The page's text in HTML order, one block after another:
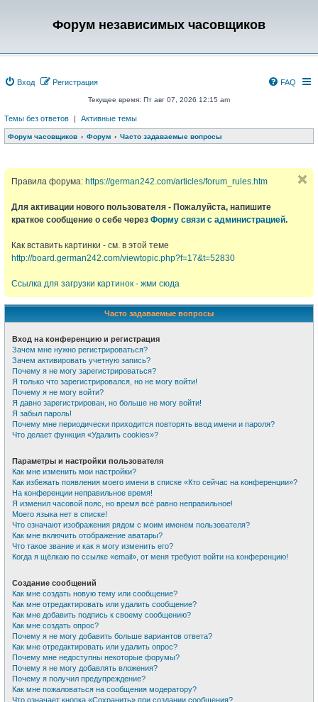
Форум независимых часовщиков
Вход Регистрация FAQ
Текущее время: Пт авг 07, 2026 12:15 am
Темы без ответов | Активные темы
Форум часовщиков Форум Часто задаваемые вопросы
Правила форума: https://german242.com/articles/forum_rules.htm
Для активации нового пользователя - Пожалуйста, напишите
краткое сообщение о себе через Форму связи с администрацией.
Как вставить картинки - см. в этой теме
http://board.german242.com/viewtopic.php?f=17&t=52830
Ссылка для загрузки картинок - жми сюда
Часто задаваемые вопросы
Вход на конференцию и регистрация
Зачем мне нужно регистрироваться?
Зачем активировать учетную запись?
Почему я не могу зарегистрироваться?
Я только что зарегистрировался, но не могу войти!
Почему я не могу войти?
Я давно зарегистрирован, но больше не могу войти!
Я забыл пароль!
Почему мне периодически приходится повторять ввод имени и пароля?
Что делает функция «Удалить cookies»?
Параметры и настройки пользователя
Как мне изменить мои настройки?
Как избежать появления моего имени в списке «Кто сейчас на конференции»?
На конференции неправильное время!
Я изменил часовой пояс, но время всё равно неправильное!
Моего языка нет в списке!
Что означают изображения рядом с моим именем пользователя?
Как мне включить отображение аватары?
Что такое звание и как я могу изменить его?
Когда я щёлкаю по ссылке «email», от меня требуют войти на конференцию!
Создание сообщений
Как мне создать новую тему или сообщение?
Как мне отредактировать или удалить сообщение?
Как мне добавить подпись к своему сообщению?
Как мне создать опрос?
Почему я не могу добавить больше вариантов ответа?
Как мне отредактировать или удалить опрос?
Почему мне недоступны некоторые форумы?
Почему я не могу добавлять вложения?
Почему я получил предупреждение?
Как мне пожаловаться на сообщения модератору?
Что означает кнопка «Сохранить» при создании сообщения?